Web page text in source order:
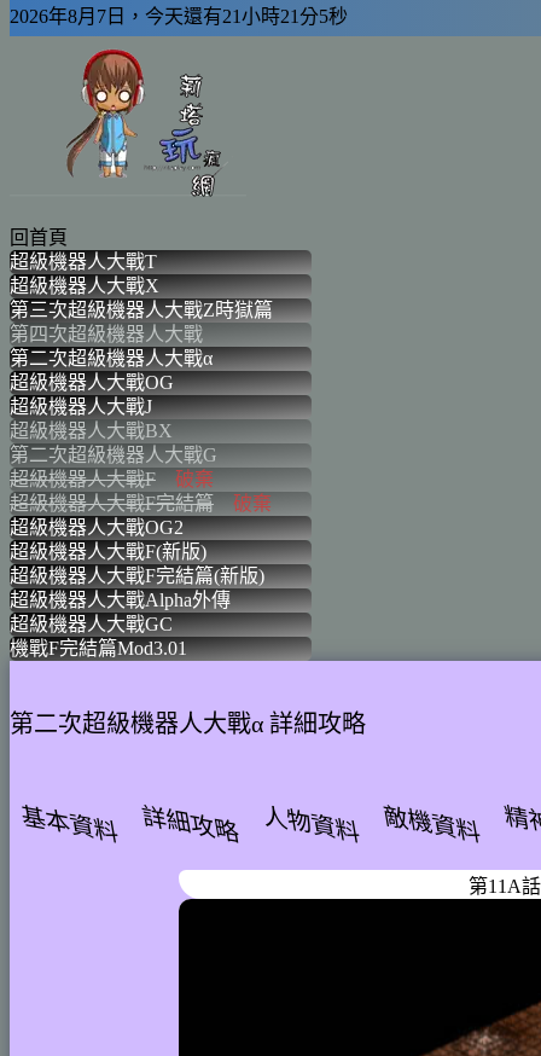
2026年8月7日，今天還有21小時21分5秒
回首頁
超級機器人大戰T
超級機器人大戰X
第三次超級機器人大戰Z時獄篇
第四次超級機器人大戰
第二次超級機器人大戰α
超級機器人大戰OG
超級機器人大戰J
超級機器人大戰BX
第二次超級機器人大戰G
超級機器人大戰F
破棄
超級機器人大戰F完結篇
破棄
超級機器人大戰OG2
超級機器人大戰F(新版)
超級機器人大戰F完結篇(新版)
超級機器人大戰Alpha外傳
超級機器人大戰GC
機戰F完結篇Mod3.01
第二次超級機器人大戰α 詳細攻略
基本資料 詳細攻略 人物資料 敵機資料 精
第11A